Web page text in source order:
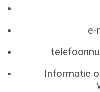
e-
Informatie